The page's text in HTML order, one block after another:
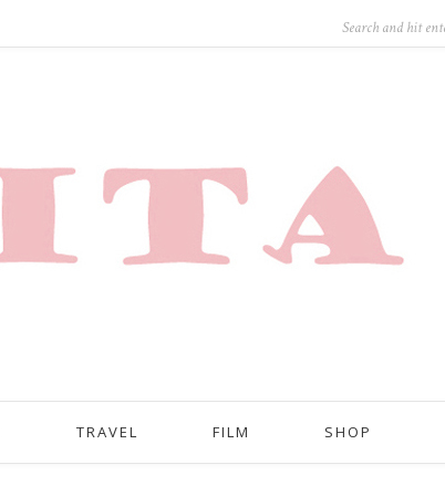
TRAVEL FILM SHOP